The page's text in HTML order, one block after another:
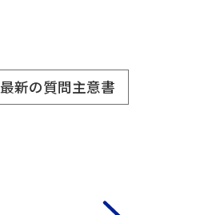
最新の質問主意書